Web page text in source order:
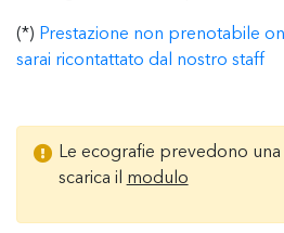
(*) Prestazione non prenotabile
sarai ricontattato dal nostro staff
Le ecografie prevedono
scarica il modulo